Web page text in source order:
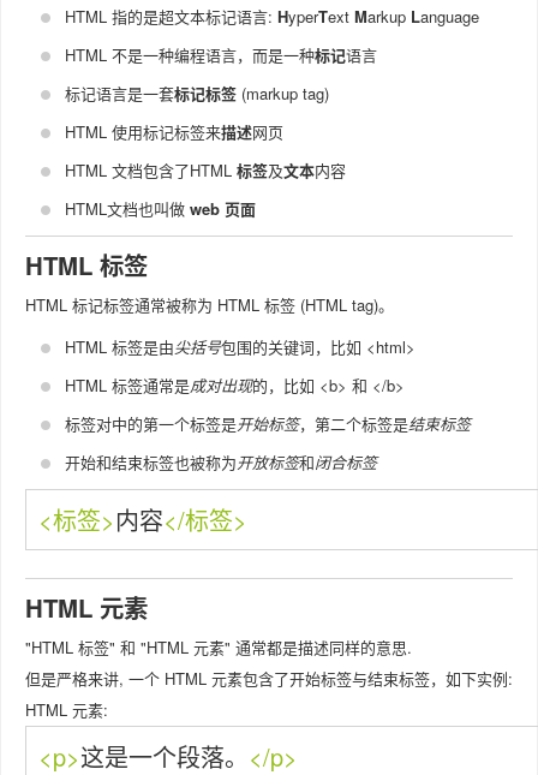
HTML 指的是超文本标记语言: HyperText Markup Language
HTML 不是一种编程语言，而是一种标记语言
标记语言是一套标记标签(markup tag)
HTML 使用标记标签来描述网页
HTML 文档包含了HTML标签及文本内容
HTML文档也叫做web 页面
HTML 标签
HTML 标记标签通常被称为 HTML 标签 (HTML tag)。
HTML 标签是由尖括号包围的关键词，比如 <html>
HTML 标签通常是成对出现的，比如 <b> 和 </b>
标签对中的第一个标签是开始标签，第二个标签是结束标签
开始和结束标签也被称为开放标签和闭合标签
<标签>内容</标签>
HTML 元素
"HTML 标签" 和 "HTML 元素" 通常都是描述同样的意思.
但是严格来讲, 一个 HTML 元素包含了开始标签与结束标签，如下实例:
HTML 元素:
<p>这是一个段落。 </p>